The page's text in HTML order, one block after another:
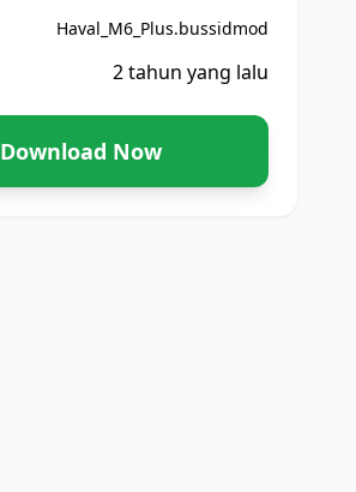
Haval_M6_Plus.bussidmod
2 tahun yang lalu
Download Now